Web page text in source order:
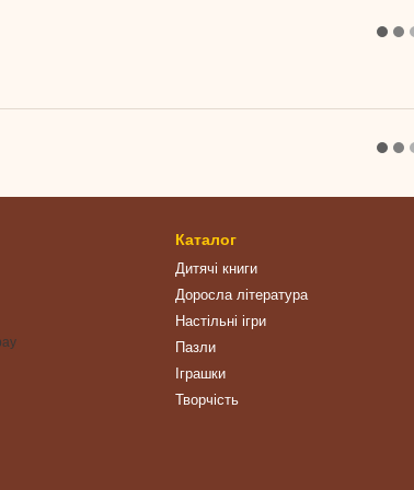
Каталог
Дитячі книги
Доросла література
Настільні ігри
Пазли
Іграшки
Творчість